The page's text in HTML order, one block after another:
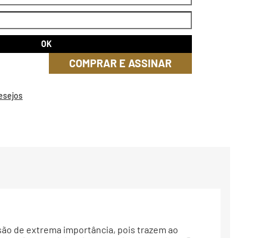
COMPRAR E ASSINAR
de extrema importância, pois trazem ao